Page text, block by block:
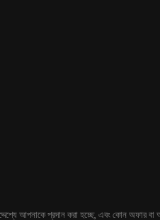
আপনাকে প্রদান করা হচ্ছে, এবং কোন অফার বা